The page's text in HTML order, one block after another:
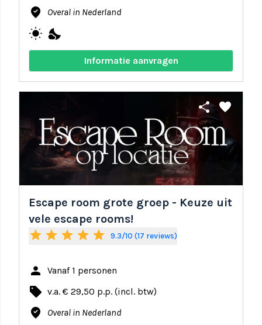
where_to_vote Overal in Nederland
wb_sunny nights_stay
Informatie aanvragen
share favorite
Escape room grote groep - Keuze uit
vele escape rooms!
star star star star star 9.3/10 (17 reviews)
person Vanaf 1 personen
local_offer v.a. € 29,50 p.p. (incl. btw)
where_to_vote Overal in Nederland